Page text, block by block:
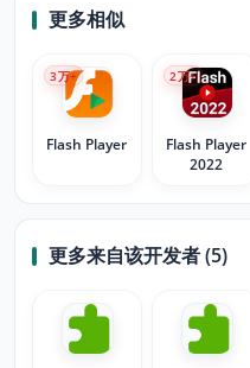
更多相似
Flash Player
3万+
Flash Player
2022
2万+
更多来自该开发者 (5)